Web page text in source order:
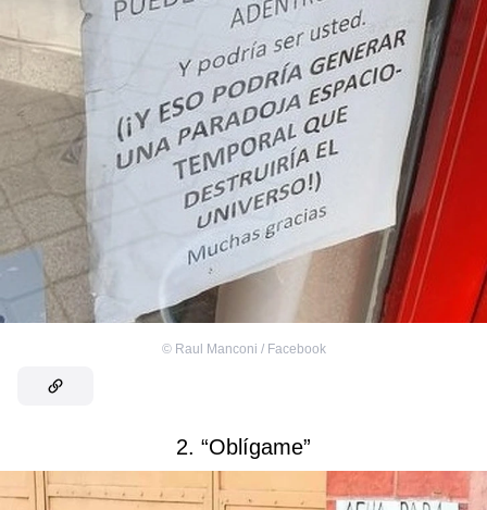
© Raul Manconi‎ / Facebook
2. “Oblígame”